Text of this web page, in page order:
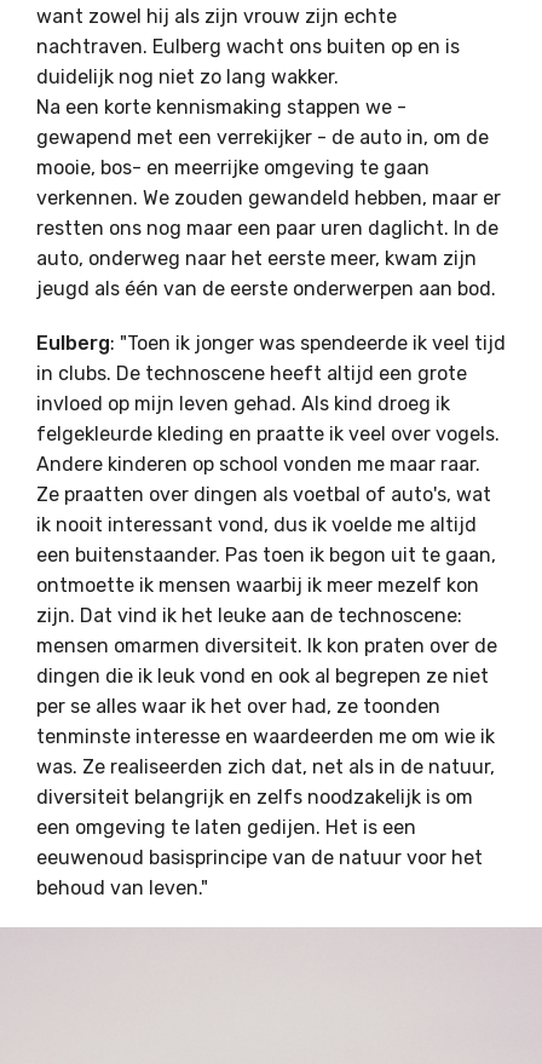
want zowel hij als zijn vrouw zijn echte
nachtraven. Eulberg wacht ons buiten op en is
duidelijk nog niet zo lang wakker.
Na een korte kennismaking stappen we -
gewapend met een verrekijker - de auto in, om de
mooie, bos- en meerrijke omgeving te gaan
verkennen. We zouden gewandeld hebben, maar er
restten ons nog maar een paar uren daglicht. In de
auto, onderweg naar het eerste meer, kwam zijn
jeugd als één van de eerste onderwerpen aan bod.
Eulberg: "Toen ik jonger was spendeerde ik veel tijd
in clubs. De technoscene heeft altijd een grote
invloed op mijn leven gehad. Als kind droeg ik
felgekleurde kleding en praatte ik veel over vogels.
Andere kinderen op school vonden me maar raar.
Ze praatten over dingen als voetbal of auto's, wat
ik nooit interessant vond, dus ik voelde me altijd
een buitenstaander. Pas toen ik begon uit te gaan,
ontmoette ik mensen waarbij ik meer mezelf kon
zijn. Dat vind ik het leuke aan de technoscene:
mensen omarmen diversiteit. Ik kon praten over de
dingen die ik leuk vond en ook al begrepen ze niet
per se alles waar ik het over had, ze toonden
tenminste interesse en waardeerden me om wie ik
was. Ze realiseerden zich dat, net als in de natuur,
diversiteit belangrijk en zelfs noodzakelijk is om
een omgeving te laten gedijen. Het is een
eeuwenoud basisprincipe van de natuur voor het
behoud van leven."